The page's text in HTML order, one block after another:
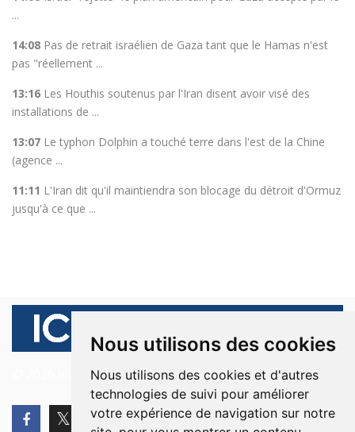
Nous utilisons des cookies
Nous utilisons des cookies et d'autres
technologies de suivi pour améliorer
votre expérience de navigation sur notre
...
14:08 Pas de retrait israélien de Gaza tant que le Hamas n'est
pas "réellement ...
13:16 Les Houthis soutenus par l'Iran disent avoir visé des
installations de ...
13:07 Le typhon Dolphin a touché terre dans l'est de la Chine
(agence ...
11:11 L'Iran dit qu'il maintiendra son blocage du détroit d'Ormuz
jusqu'à ce que ...
© 2026 Ici Beyrouth. Tous les droits sont réservés.